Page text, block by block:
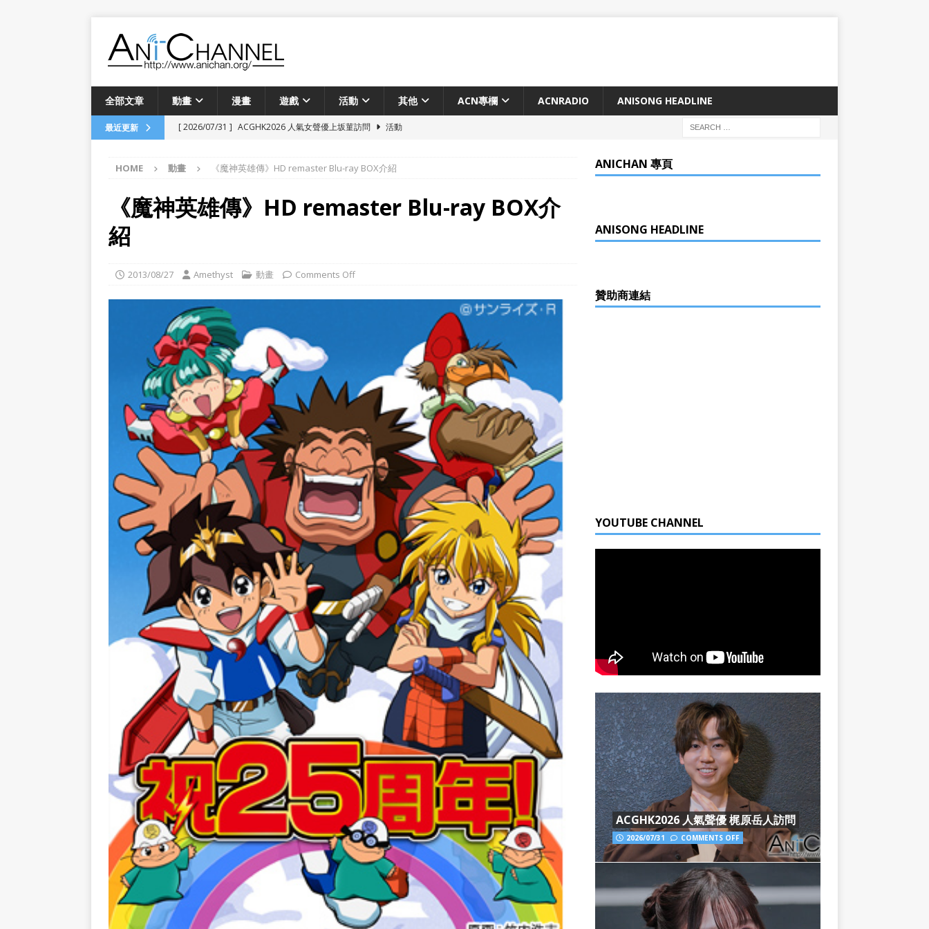
全部文章 動畫 漫畫 遊戲 活動 其他 ACN專欄 ACNRADIO ANISONG HEADLINE
最近更新 [ 2026/07/31 ] ACGHK2026 人氣女聲優上坂菫訪問
活動
[ 2026/07/19 ] 由網遊誤會引發的戀愛喜劇《現実もたまには嘘をつく》2027年電視動畫化確定！
[ 2026/06/24 ] 「フールナイト」愚者之夜動畫化決定 2026年Netflix世界獨佔配信
動畫
[ 2025/12/28 ]
《瑠璃龍龍》動畫化決定！由京都動畫製作
[ 2025/09/14 ]
[ 2025/08/04 ]
Luminous Lodge 05 嘉賓訪問 JUNGO 大談DJ和舞台演出
活動
[ 2026/07/31 ] ACGHK2026 人氣聲優 梶原岳人訪問
HOME 動畫 《魔神英雄傳》HD remaster Blu-ray BOX介紹
《魔神英雄傳》HD remaster Blu-ray BOX介
紹
2013/08/27 Amethyst 動畫 Comments Off
ANICHAN 專頁
ANISONG HEADLINE
贊助商連結
YOUTUBE CHANNEL
ACGHK2026 人氣聲優 梶原岳人訪問
2026/07/31 COMMENTS OFF